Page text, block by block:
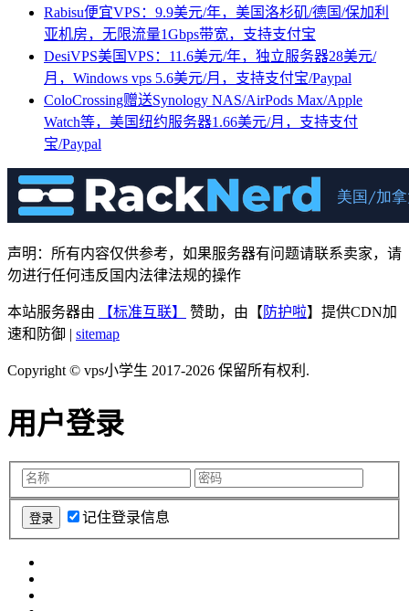
Rabisu便宜VPS：9.9美元/年，美国洛杉矶/德国/保加利
亚机房，无限流量1Gbps带宽，支持支付宝
DesiVPS美国VPS：11.6美元/年，独立服务器28美元/
月，Windows vps 5.6美元/月，支持支付宝/Paypal
ColoCrossing赠送Synology NAS/AirPods Max/Apple
Watch等，美国纽约服务器1.66美元/月，支持支付
宝/Paypal
声明：所有内容仅供参考，如果服务器有问题请联系卖家，请
勿进行任何违反国内法律法规的操作
本站服务器由 【标准互联】 赞助，由【 防护啦】提供CDN加
速和防御 | sitemap
Copyright © vps小学生 2017-2026 保留所有权利.
用户登录
记住登录信息